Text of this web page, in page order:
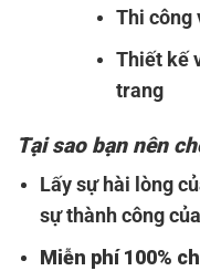
Thi công
Thiết kế
trang
Tại sao bạn nên
Lấy sự hài lòng
sự thành công
Miễn phí 100%